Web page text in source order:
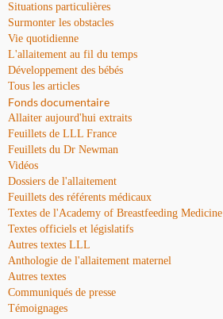
Situations particulières
Surmonter les obstacles
Vie quotidienne
L'allaitement au fil du temps
Développement des bébés
Tous les articles
Fonds documentaire
Allaiter aujourd'hui extraits
Feuillets de LLL France
Feuillets du Dr Newman
Vidéos
Dossiers de l'allaitement
Feuillets des référents médicaux
Textes de l'Academy of Breastfeeding Medicine
Textes officiels et législatifs
Autres textes LLL
Anthologie de l'allaitement maternel
Autres textes
Communiqués de presse
Témoignages